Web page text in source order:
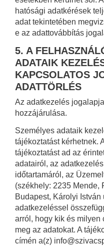
hatósági adatkérések
adat tekintetében
e az adattovábbítás
5. A
ADATAIK
KAPCSOLATOS
ADATTÖRLÉS
Az adatkezelés
hozzájárulása.
Személyes adataik
tájékoztatást kérhetnek.
tájékoztatást ad az
adatairól, az
időtartamáról, az
(székhely: 2235 Mende,
Budapest, Károlyi István
adatkezeléssel
arról, hogy kik és
meg az adatokat. A
címén a(z)